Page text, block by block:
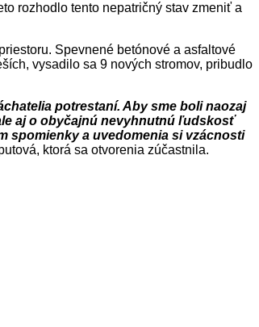
rozhodlo tento nepatričný stav zmeniť a
Spevnené betónové a asfaltové
vysadilo sa 9 nových stromov, pribudlo
potrestaní. Aby sme boli naozaj
aj o obyčajnú nevyhnutnú ľudskosť
spomienky a uvedomenia si vzácnosti
ktorá sa otvorenia zúčastnila.